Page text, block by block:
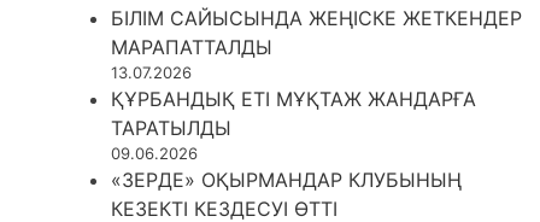
БІЛІМ САЙЫСЫНДА ЖЕҢІСКЕ ЖЕТКЕНДЕР
МАРАПАТТАЛДЫ
13.07.2026
ҚҰРБАНДЫҚ ЕТІ МҰҚТАЖ ЖАНДАРҒА
ТАРАТЫЛДЫ
09.06.2026
«ЗЕРДЕ» ОҚЫРМАНДАР КЛУБЫНЫҢ
КЕЗЕКТІ КЕЗДЕСУІ ӨТТІ